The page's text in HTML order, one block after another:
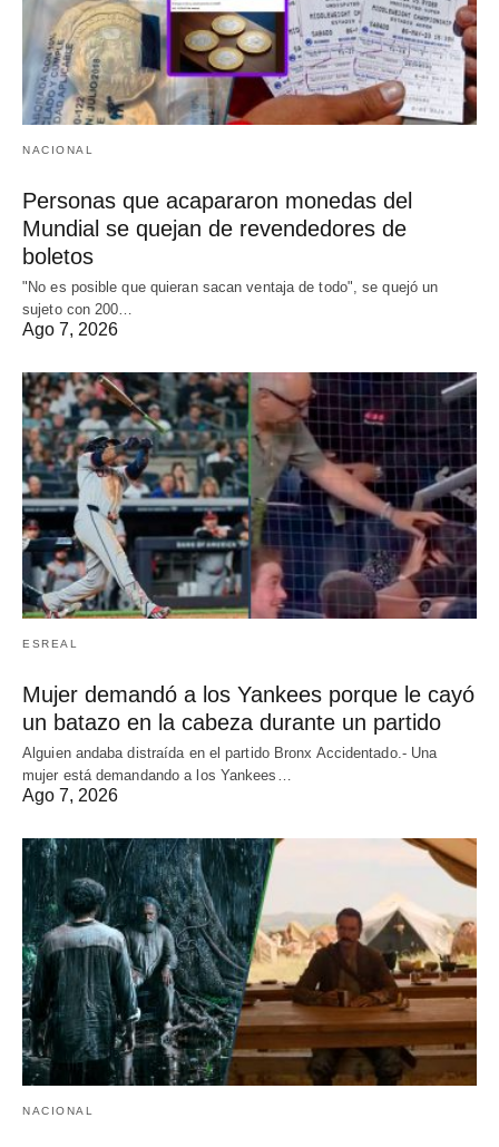
NACIONAL
Personas que acapararon monedas del
Mundial se quejan de revendedores de
boletos
"No es posible que quieran sacan ventaja de todo", se quejó un
sujeto con 200…
Ago 7, 2026
ESREAL
Mujer demandó a los Yankees porque le cayó
un batazo en la cabeza durante un partido
Alguien andaba distraída en el partido Bronx Accidentado.- Una
mujer está demandando a los Yankees…
Ago 7, 2026
NACIONAL